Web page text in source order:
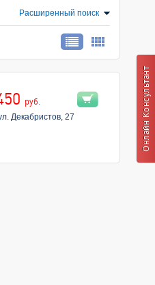
Расширенный поиск
руб.
Декабристов, 27